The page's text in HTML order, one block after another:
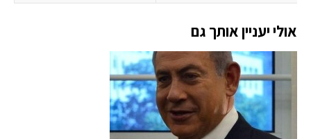
אולי יעניין אותך גם